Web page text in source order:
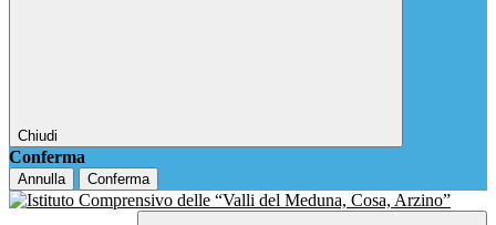
Chiudi
Conferma
Annulla Conferma